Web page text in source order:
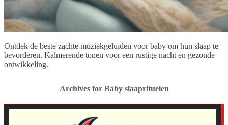
Ontdek de beste zachte muziekgeluiden voor baby om hun slaap te
bevorderen. Kalmerende tonen voor een rustige nacht en gezonde
ontwikkeling.
Archives for Baby slaaprituelen